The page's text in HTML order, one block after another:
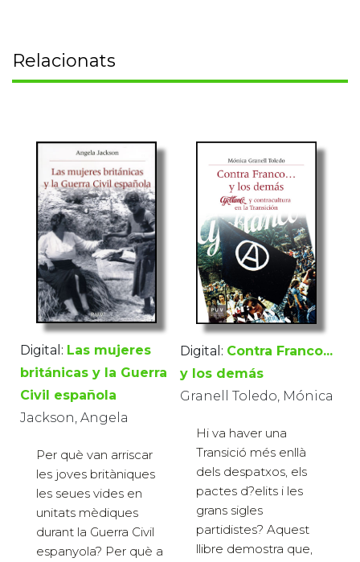
Relacionats
Digital: Las mujeres
británicas y la Guerra
Civil española
Jackson, Angela
Per què van arriscar
les joves britàniques
les seues vides en
unitats mèdiques
durant la Guerra Civil
espanyola? Per què a
Digital: Contra Franco...
y los demás
Granell Toledo, Mónica
Hi va haver una
Transició més enllà
dels despatxos, els
pactes d?elits i les
grans sigles
partidistes? Aquest
llibre demostra que,